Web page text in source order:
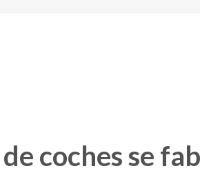
coches se